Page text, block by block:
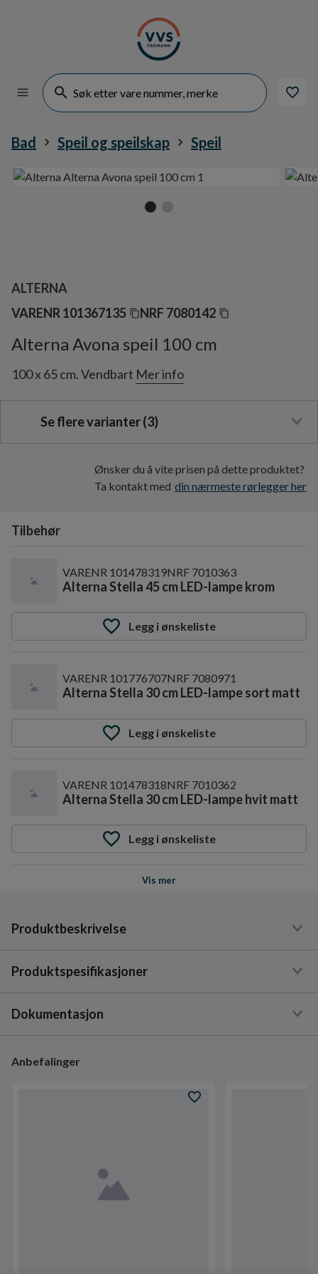
Bad Speil og speilskap Speil
ALTERNA
VARENR 101367135 NRF 7080142
Alterna Avona speil 100 cm
100 x 65 cm. Vendbart Mer info
Se flere varianter (3)
Ønsker du å vite prisen på dette produktet?
Ta kontakt med din nærmeste rørlegger her
Tilbehør
VARENR 101478319NRF 7010363
Alterna Stella 45 cm LED-lampe krom
Legg i ønskeliste
VARENR 101776707NRF 7080971
Alterna Stella 30 cm LED-lampe sort matt
Legg i ønskeliste
VARENR 101478318NRF 7010362
Alterna Stella 30 cm LED-lampe hvit matt
Legg i ønskeliste
Legg i ønskeliste
Vis mer
Produktbeskrivelse
Produktspesifikasjoner
Dokumentasjon
Anbefalinger